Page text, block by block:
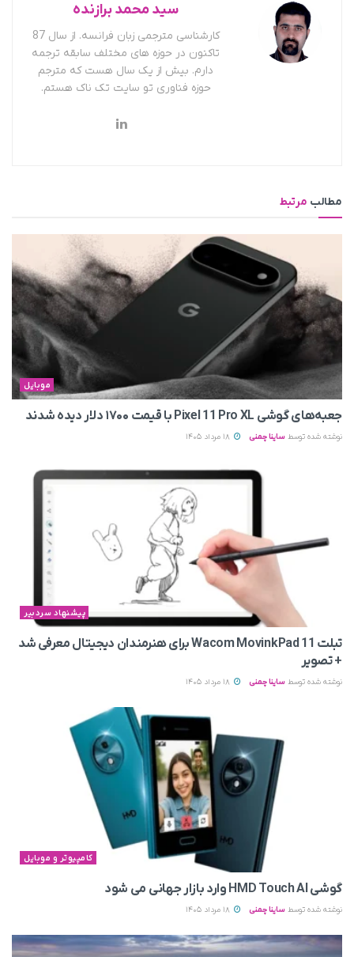
سید محمد برازنده
کارشناسی مترجمی زبان فرانسه. از سال 87
تاکنون در حوزه های مختلف سابقه ترجمه
دارم. بیش از یک سال هست که مترجم
حوزه فناوری تو سایت تک ناک هستم.
مطالب مرتبط
موبایل
جعبه‌های گوشی Pixel 11 Pro XL با قیمت ۱۷۰۰ دلار دیده شدند
نوشته شده توسط ساینا چمنی
پیشنهاد سردبیر
تبلت Wacom MovinkPad 11 برای هنرمندان دیجیتال معرفی شد
+ تصویر
نوشته شده توسط ساینا چمنی
کامپیوتر و موبایل
گوشی HMD Touch AI وارد بازار جهانی می‌ شود
نوشته شده توسط ساینا چمنی